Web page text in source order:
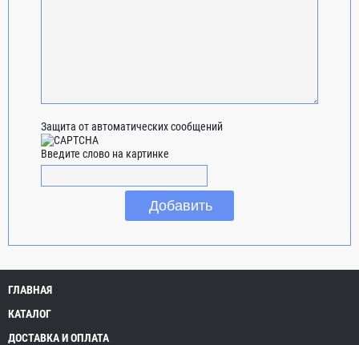
Защита от автоматических сообщений
Введите слово на картинке
ГЛАВНАЯ
КАТАЛОГ
ДОСТАВКА И ОПЛАТА